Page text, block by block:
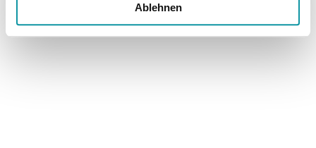
Ablehnen